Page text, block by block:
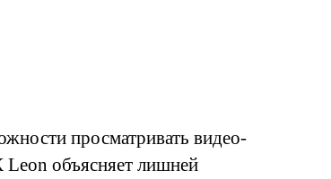
просматривать видео-
Leon объясняет лишней